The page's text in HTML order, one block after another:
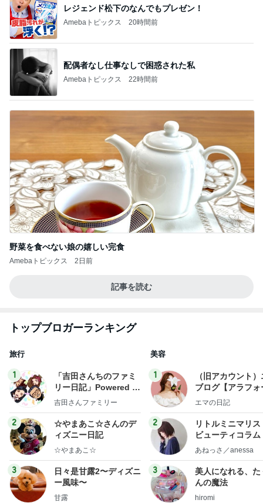
レジェンド松下のなんでもプレゼン！
Amebaトピックス 20時間前
配偶者なし仕事なしで困惑された私
Amebaトピックス 22時間前
野菜を食べない娘の嬉しい完食
Amebaトピックス 2日前
記事を読む
トップブロガーランキング
旅行
1
「吉田さんちのファミ
リー日記」Powered b
y Ameba 吉田さんファ
ログ
吉田さんファミリー
2
☆やまあこ☆さんのデ
ィズニー日記
☆やまあこ☆
3
日々是甘露2〜ディズニ
ー風味〜
甘露
美容
1
（旧アカウント
ブログ【アラフォ
社売却セカンドラ
エマの日記
2
リトルミニマリス
ビューティコラ
little
あねっさ／anessa
3
美人になれる、た
んの魔法
hiromi